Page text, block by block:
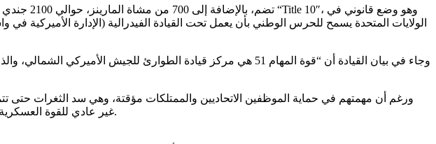
الولايات المتحدة يسمح للحرس الوطني بأن يعمل تحت القيادة الفيدرالية (الإدارة الأميركية
وجاء في بيان القيادة أن “قوة المهام 51 هي مركز قيادة الطوارئ
غير عادي للقوة العسكرية لدعم عملية للشرطة ويأتي على الرغم من اعتراض قادة الولايات والحكومات المحلية الذين لم يطلبوا المساعدة.